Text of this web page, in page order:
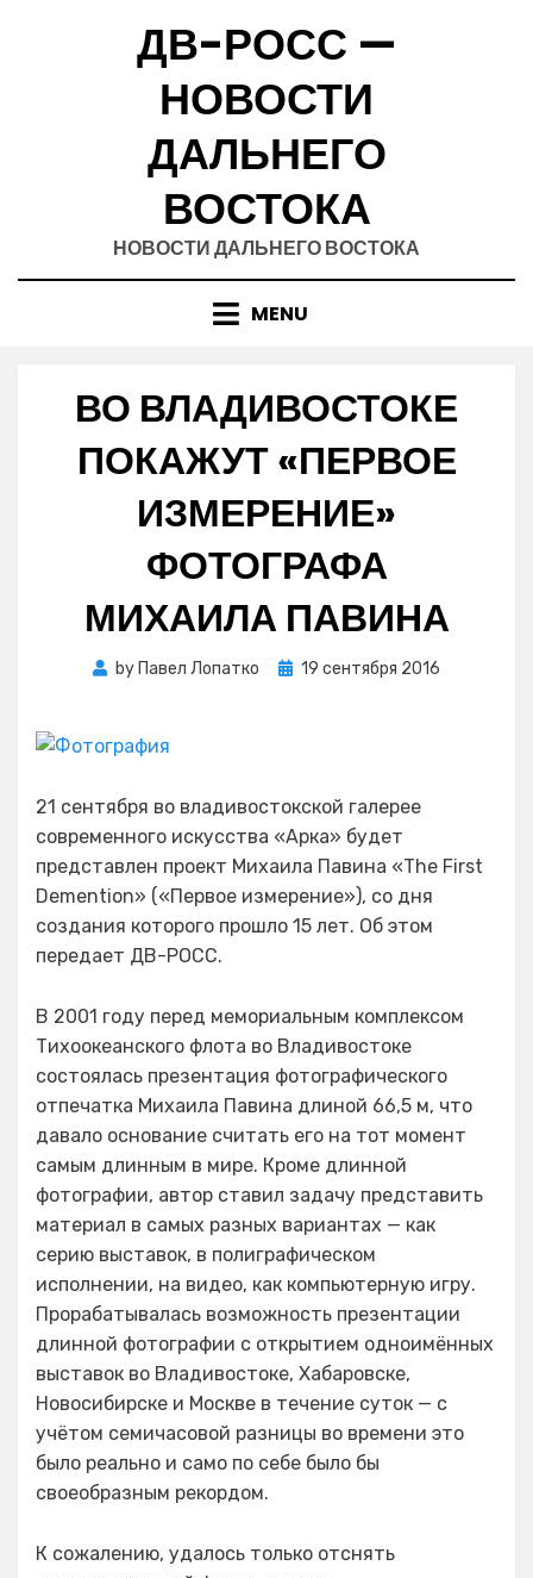
ДВ-РОСС —
НОВОСТИ
ДАЛЬНЕГО
ВОСТОКА
НОВОСТИ ДАЛЬНЕГО ВОСТОКА
MENU
ВО ВЛАДИВОСТОКЕ
ПОКАЖУТ «ПЕРВОЕ
ИЗМЕРЕНИЕ»
ФОТОГРАФА
МИХАИЛА ПАВИНА
by Павел Лопатко
Posted
19 сентября 2016
21 сентября во владивостокской галерее
современного искусства «Арка» будет
представлен проект Михаила Павина «The First
Demention» («Первое измерение»), со дня
создания которого прошло 15 лет. Об этом
передает ДВ-РОСС.
В 2001 году перед мемориальным комплексом
Тихоокеанского флота во Владивостоке
состоялась презентация фотографического
отпечатка Михаила Павина длиной 66,5 м, что
давало основание считать его на тот момент
самым длинным в мире. Кроме длинной
фотографии, автор ставил задачу представить
материал в самых разных вариантах — как
серию выставок, в полиграфическом
исполнении, на видео, как компьютерную игру.
Прорабатывалась возможность презентации
длинной фотографии с открытием одноимённых
выставок во Владивостоке, Хабаровске,
Новосибирске и Москве в течение суток — с
учётом семичасовой разницы во времени это
было реально и само по себе было бы
своеобразным рекордом.
К сожалению, удалось только отснять